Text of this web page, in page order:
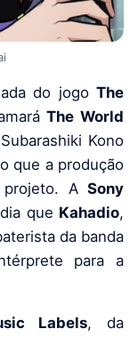
do jogo The
The World
Kono
que a produção
A Sony
que Kahadio,
da banda
para a
Labels, da